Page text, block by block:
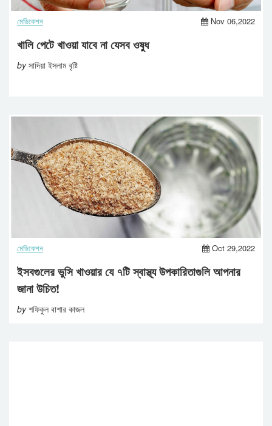
মেডিকেশন Nov 06,2022
খালি পেটে খাওয়া যাবে না যেসব ওষুধ
byসাদিয়া ইসলাম বৃষ্টি
মেডিকেশন Oct 29,2022
ইসবগুলের ভুসি খাওয়ার যে ৭টি স্বাস্থ্য উপকারিতাগুলি আপনার
জানা উচিত!
byশফিকুল বাশার কাজল